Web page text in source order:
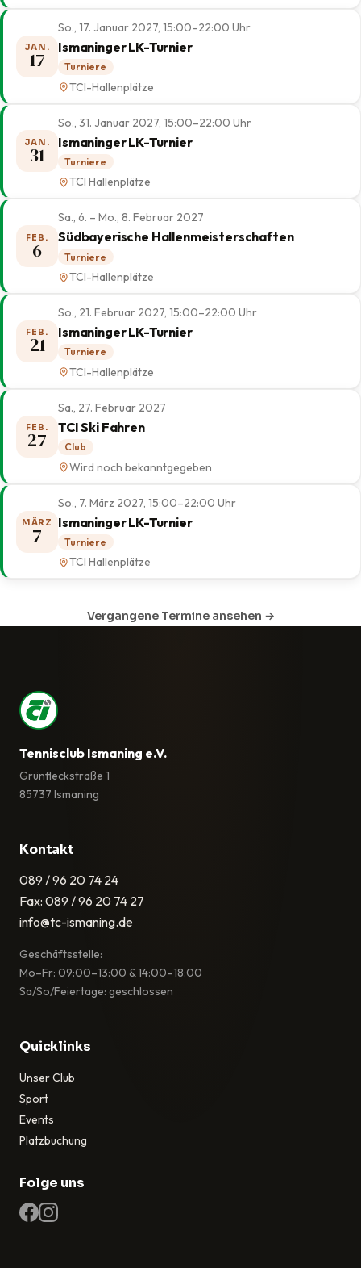
JAN.
17
So., 17. Januar 2027, 15:00–22:00 Uhr
Ismaninger LK-Turnier
Turniere
TCI-Hallenplätze
JAN.
31
So., 31. Januar 2027, 15:00–22:00 Uhr
Ismaninger LK-Turnier
Turniere
TCI Hallenplätze
FEB.
6
Sa., 6. – Mo., 8. Februar 2027
Südbayerische Hallenmeisterschaften
Turniere
TCI-Hallenplätze
FEB.
21
So., 21. Februar 2027, 15:00–22:00 Uhr
Ismaninger LK-Turnier
Turniere
TCI-Hallenplätze
FEB.
27
Sa., 27. Februar 2027
TCI Ski Fahren
Club
Wird noch bekanntgegeben
MÄRZ
7
So., 7. März 2027, 15:00–22:00 Uhr
Ismaninger LK-Turnier
Turniere
TCI Hallenplätze
Vergangene Termine ansehen →
Tennisclub Ismaning e.V.
Grünfleckstraße 1
85737 Ismaning
Kontakt
089 / 96 20 74 24
Fax: 089 / 96 20 74 27
info@tc-ismaning.de
Geschäftsstelle:
Mo–Fr: 09:00–13:00 & 14:00–18:00
Sa/So/Feiertage: geschlossen
Quicklinks
Unser Club
Sport
Events
Platzbuchung
Folge uns